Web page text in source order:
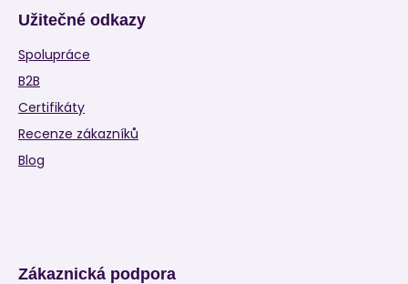
Užitečné odkazy
Spolupráce
B2B
Certifikáty
Recenze zákazníků
Blog
Zákaznická podpora